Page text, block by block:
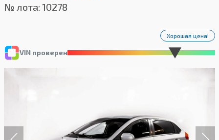
№ лота: 10278
VIN проверен
Хорошая цена!